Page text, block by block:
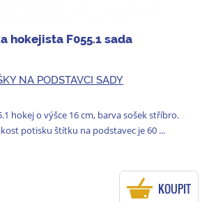
hokejista F055.1 sada
NA PODSTAVCI SADY
hokej o výšce 16 cm, barva sošek stříbro.
potisku štítku na podstavec je 60 ...
KOUPIT